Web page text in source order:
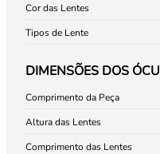
Cor das Lentes
Tipos de Lente
DIMENSÕES DOS
Comprimento da Peça
Altura das Lentes
Comprimento das Lentes